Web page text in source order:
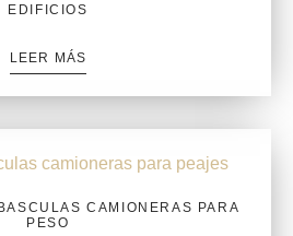
EDIFICIOS
LEER MÁS
CAMIONERAS PARA
PESO